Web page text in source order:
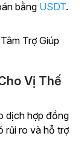
bằng USDT.
Trợ Giúp
Vị Thế
dịch hợp đồng
rủi ro và hỗ trợ